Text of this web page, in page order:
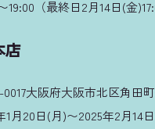
19:00（最終日2月14日(金
店
0017大阪府大阪市北区角田
1月20日(月)〜2025年2月14